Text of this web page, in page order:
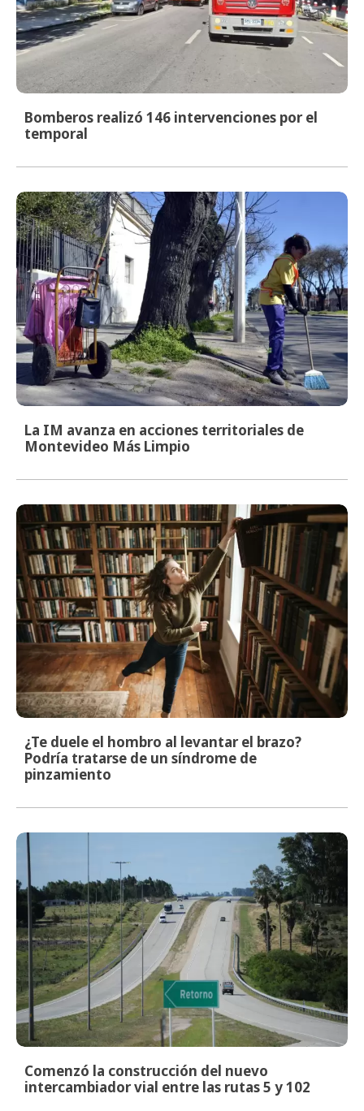
Bomberos realizó 146 intervenciones por el
temporal
La IM avanza en acciones territoriales de
Montevideo Más Limpio
¿Te duele el hombro al levantar el brazo?
Podría tratarse de un síndrome de
pinzamiento
Comenzó la construcción del nuevo
intercambiador vial entre las rutas 5 y 102